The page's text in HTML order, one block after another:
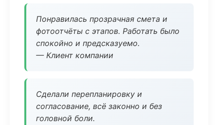
Понравилась прозрачная смета и
фотоотчёты с этапов. Работать было
спокойно и предсказуемо.
— Клиент компании
Сделали перепланировку и
согласование, всё законно и без
головной боли.